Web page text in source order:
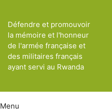
Défendre et promouvoir
la mémoire et l'honneur
de l'armée française et
des militaires français
ayant servi au Rwanda
Menu